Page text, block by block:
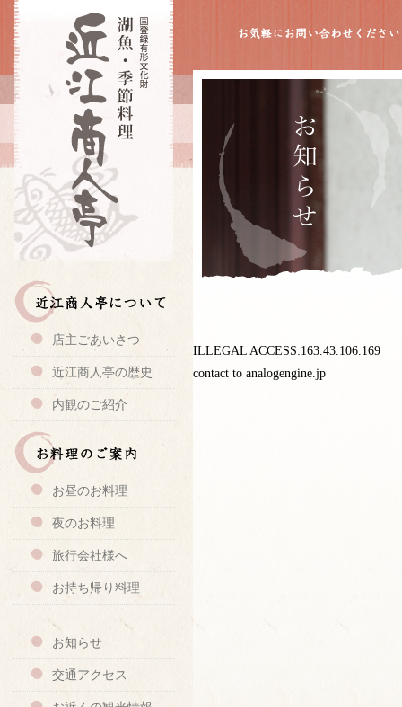
ILLEGAL ACCESS:163.43.106.169
contact to analogengine.jp
店主ごあいさつ
近江商人亭の歴史
内観のご紹介
お昼のお料理
夜のお料理
旅行会社様へ
お持ち帰り料理
お知らせ
交通アクセス